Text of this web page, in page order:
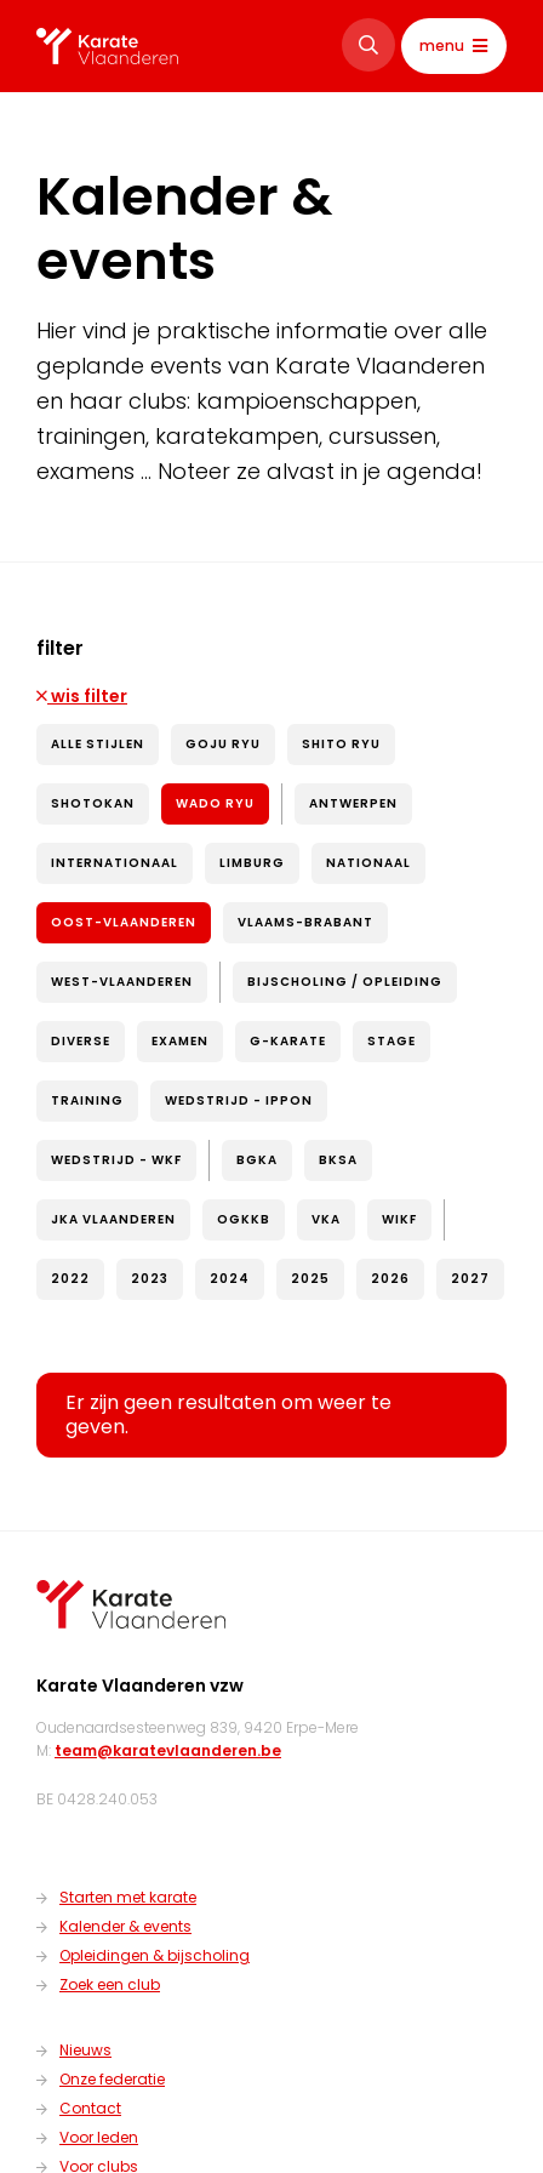
menu
Kalender &
events
Hier vind je praktische informatie over alle
geplande events van Karate Vlaanderen
en haar clubs: kampioenschappen,
trainingen, karatekampen, cursussen,
examens … Noteer ze alvast in je agenda!
filter
wis filter
ALLE STIJLEN GOJU RYU SHITO RYU
SHOTOKAN WADO RYU ANTWERPEN
INTERNATIONAAL LIMBURG NATIONAAL
OOST-VLAANDEREN VLAAMS-BRABANT
WEST-VLAANDEREN BIJSCHOLING / OPLEIDING
DIVERSE EXAMEN G-KARATE STAGE
TRAINING WEDSTRIJD - IPPON
WEDSTRIJD - WKF BGKA BKSA
JKA VLAANDEREN OGKKB VKA WIKF
2022 2023 2024 2025 2026 2027
Er zijn geen resultaten om weer te
geven.
Karate Vlaanderen vzw
Oudenaardsesteenweg 839, 9420 Erpe-Mere
M: team@karatevlaanderen.be
BE 0428.240.053
Starten met karate
Kalender & events
Opleidingen & bijscholing
Zoek een club
Nieuws
Onze federatie
Contact
Voor leden
Voor clubs